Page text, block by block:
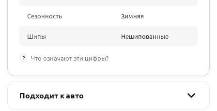
Сезонность Зимняя
Шипы Нешипованные
? Что означают эти цифры?
Подходит к авто